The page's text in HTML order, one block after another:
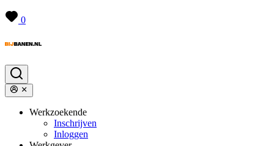
0
Werkzoekende
Inschrijven
Inloggen